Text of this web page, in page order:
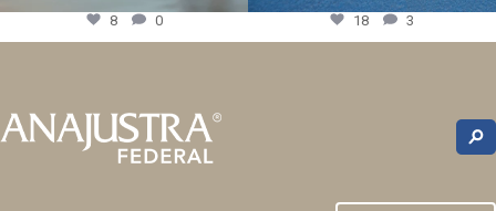
8 0 18 3